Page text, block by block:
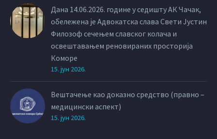
Дана 14.06.2026. године у седишту АК Чачак,
обележена је Адвокатска слава Свети Јустин
Филозоф сечењем славског колача и
освештавањем реновираних просторија
Коморе
15. јун 2026.
Вештачење као доказно средство (правно –
медицински аспект)
15. јун 2026.